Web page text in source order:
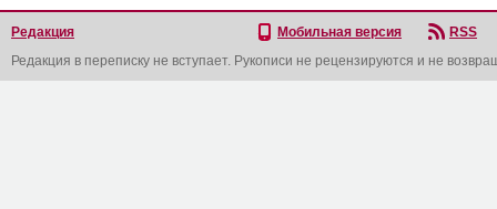
Редакция Мобильная версия
RSS
Редакция в переписку не вступает. Рукописи не рецензируются и не